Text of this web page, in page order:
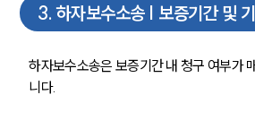
3.하자보수소송 | 보증기간 및
하자보수소송은 보증기간 내 청구 여부가
니다.